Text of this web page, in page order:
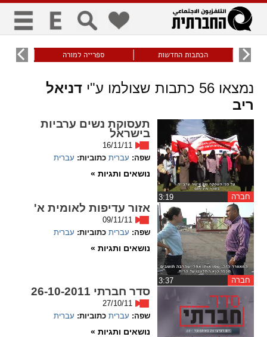
כללי
visibility_off
ביטול הבהובים ניווט מקלדת
title
סימון כותרות
זום
zoom_out
התרחק
zoom_in
גופנים
remove_circle_outline
Decrease font
spellcheck
גופן קריא
הכתבות החדשות ספרייה למורה עוני
נמצאו56 כתבות שצולמו ע"ידניאל
ריב
חברה
תעסוקת נשים ערביות
בישראל
16/11/11
שפה: עברית כתוביות: עברית
נושאים ותגיות »
חברה
אזור עדיפות לאומית א'
09/11/11
שפה: עברית כתוביות: עברית
נושאים ותגיות »
סדר חברתי 26-10-2011
27/10/11
שפה: עברית כתוביות: עברית
נושאים ותגיות »